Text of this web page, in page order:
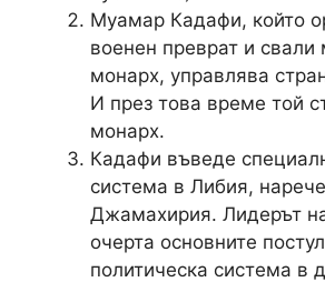
Муамар Кадафи, който
военен преврат и свали
монарх, управлява
И през това време той
монарх.
Кадафи въведе
система в Либия,
Джамахирия. Лидерът
очерта основните
политическа система в